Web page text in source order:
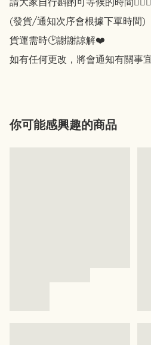
(發貨/通知次序會根據下單時間)
貨運需時🕑謝謝諒解❤️
你可能感興趣的商品